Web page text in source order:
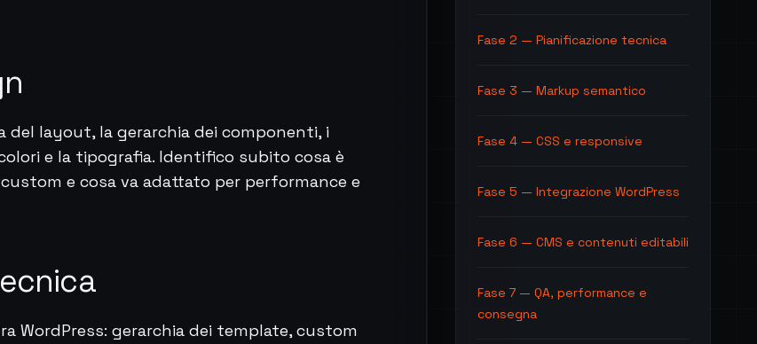
del layout, la gerarchia dei componenti, i
e la tipografia. Identifico subito cosa è
e cosa va adattato per performance e
WordPress: gerarchia dei template, custom
Fase 2 — Pianificazione tecnica
Fase 3 — Markup semantico
Fase 4 — CSS e responsive
Fase 5 — Integrazione WordPress
Fase 6 — CMS e contenuti editabili
Fase 7 — QA, performance e
consegna